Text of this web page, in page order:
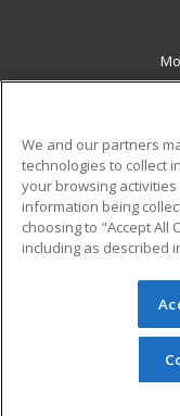
Military
Financial
Help
© 2026 ed2go, a
reserved. The
redistributed
permission
We and our partners
technologies to collect
your browsing
information being
choosing to "Accept All
including as described